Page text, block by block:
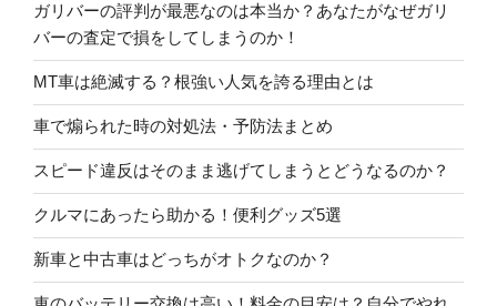
ガリバーの評判が最悪なのは本当か？あなたがなぜガリ
バーの査定で損をしてしまうのか！
MT車は絶滅する？根強い人気を誇る理由とは
車で煽られた時の対処法・予防法まとめ
スピード違反はそのまま逃げてしまうとどうなるのか？
クルマにあったら助かる！便利グッズ5選
新車と中古車はどっちがオトクなのか？